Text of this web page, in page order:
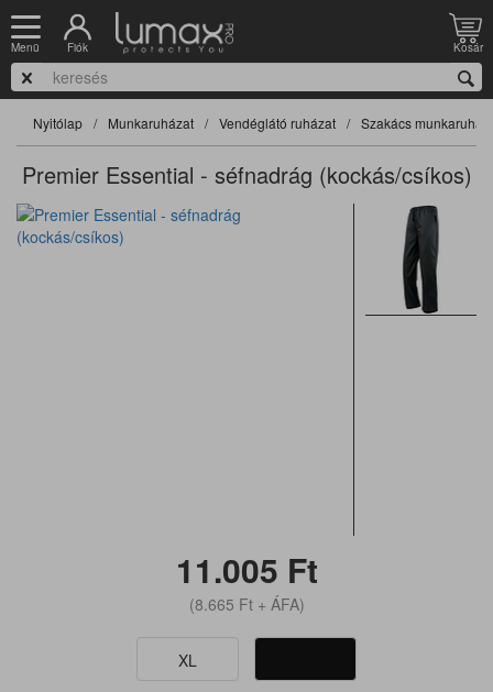
Menü Fiók Kosár
Nyitólap Munkaruházat Vendéglátó ruházat Szakács munkaruha
Premier Essential - séfnadrág (kockás/csíkos)
11.005 Ft
(8.665 Ft+ ÁFA)
XL